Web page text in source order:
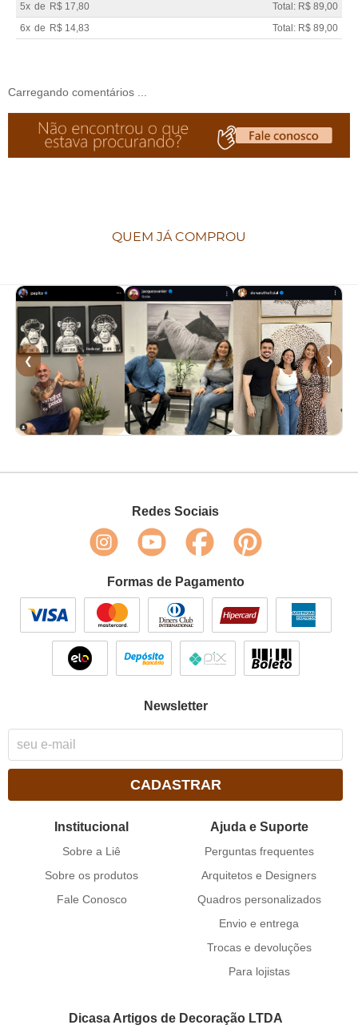
5x de R$ 17,80
Total: R$ 89,00
6x de R$ 14,83 Total: R$ 89,00
Carregando comentários ...
QUEM JÁ COMPROU
❮ ❯
Redes Sociais
Formas de Pagamento
Newsletter
CADASTRAR
Institucional
Sobre a Liê
Sobre os produtos
Fale Conosco
Ajuda e Suporte
Perguntas frequentes
Arquitetos e Designers
Quadros personalizados
Envio e entrega
Trocas e devoluções
Para lojistas
Dicasa Artigos de Decoração LTDA